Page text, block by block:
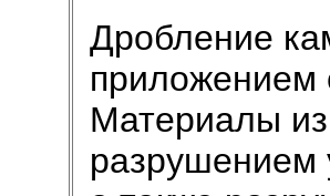
Дробление
приложением
Материалы
разрушением